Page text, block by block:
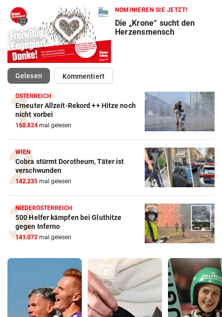
NOMINIEREN SIE JETZT!
Die „Krone“ sucht den
Herzensmensch
Gelesen(ausgewählt)Kommentiert
ÖSTERREICH
Erneuter Allzeit-Rekord ++ Hitze noch
nicht vorbei
160.824 mal gelesen
WIEN
Cobra stürmt Dorotheum, Täter ist
verschwunden
142.235 mal gelesen
NIEDERÖSTERREICH
500 Helfer kämpfen bei Gluthitze
gegen Inferno
141.072 mal gelesen